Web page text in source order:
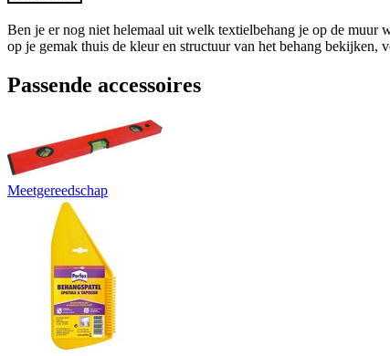
Ben je er nog niet helemaal uit welk textielbehang je op de muur
op je gemak thuis de kleur en structuur van het behang bekijken,
Passende accessoires
Meetgereedschap